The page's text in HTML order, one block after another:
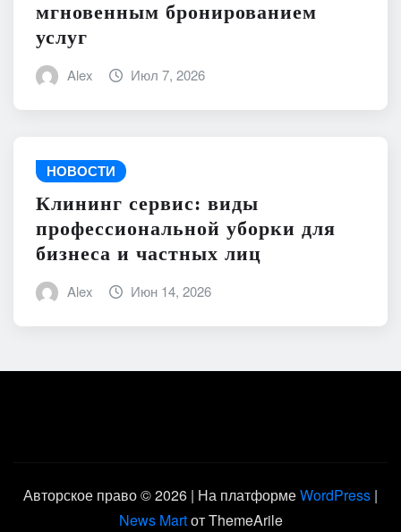
мгновенным бронированием
услуг
Alex Июл 7, 2026
НОВОСТИ
Клининг сервис: виды
профессиональной уборки для
бизнеса и частных лиц
Alex Июн 14, 2026
Авторское право © 2026 | На платформеWordPress |
News Martот ThemeArile